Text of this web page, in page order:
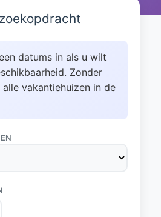
datums in als u wilt
Zonder
vakantiehuizen in de